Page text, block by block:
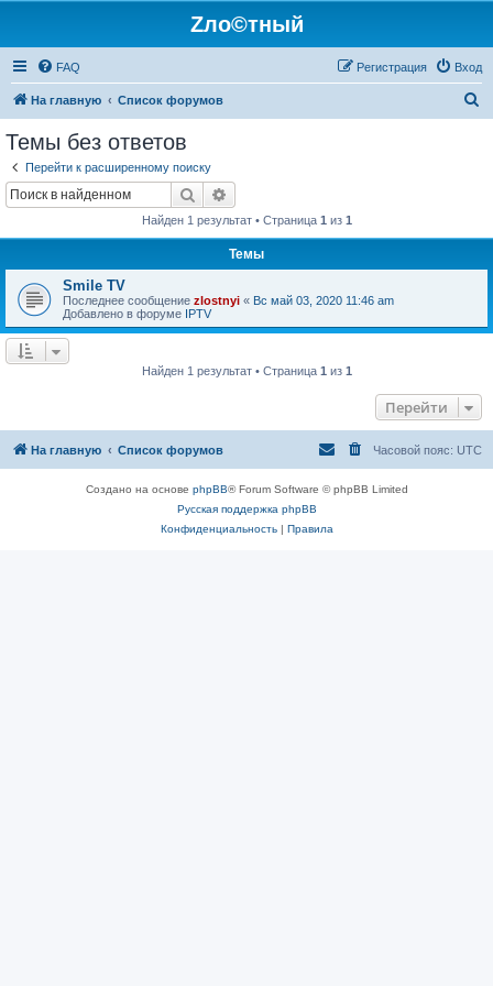
Zло©тный
FAQ Вход
Регистрация
На главную Список форумов
Темы без ответов
Перейти к расширенному поиску
Поиск
Найден 1 результат • Страница 1 из 1
Темы
Smile TV
Последнее сообщение zlostnyi « Вс май 03, 2020 11:46 am
Добавлено в форуме IPTV
Найден 1 результат • Страница 1 из 1
Перейти
На главную Список форумов Часовой пояс: UTC
Создано на основе phpBB® Forum Software © phpBB Limited
Русская поддержка phpBB
Конфиденциальность| Правила